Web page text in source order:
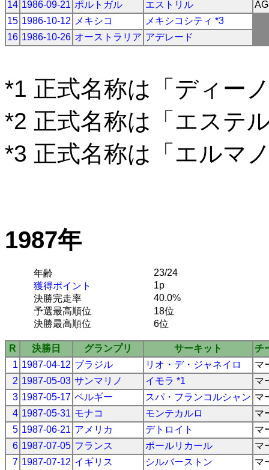
14 1986-09-21 ポルトガル エストリル
15 1986-10-12 メキシコ
メキシコシティ *3
16 1986-10-26 オーストラリア アデレード
*1 正式名称は「ディー
*2 正式名称は「エステ
*3 正式名称は「エルマ
1987年
年齢
23/24
獲得ポイント
1p
決勝完走率
40.0%
予選最高順位
18位
決勝最高順位
6位
R 決勝日 グランプリ サーキット
チ
1 1987-04-12 ブラジル リオ・デ・ジャネイロ
マ
2 1987-05-03 サンマリノ イモラ *1
マ
3 1987-05-17 ベルギー スパ・フランコルシャン マ
4 1987-05-31 モナコ モンテカルロ
マ
5 1987-06-21 アメリカ デトロイト
マ
6 1987-07-05 フランス ポールリカール
マ
7 1987-07-12 イギリス シルバーストン
マ